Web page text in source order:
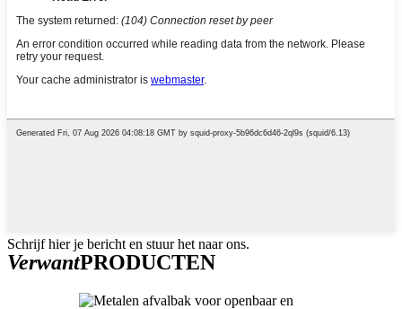
Schrijf hier je bericht en stuur het naar ons.
VerwantPRODUCTEN